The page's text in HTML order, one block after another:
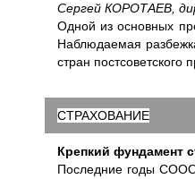
Сергей КОРОТАЕВ,
Одной из основных
Наблюдаемая
стран постсоветского
СТРАХОВАНИЕ
Крепкий фундамент
Последние годы СООО